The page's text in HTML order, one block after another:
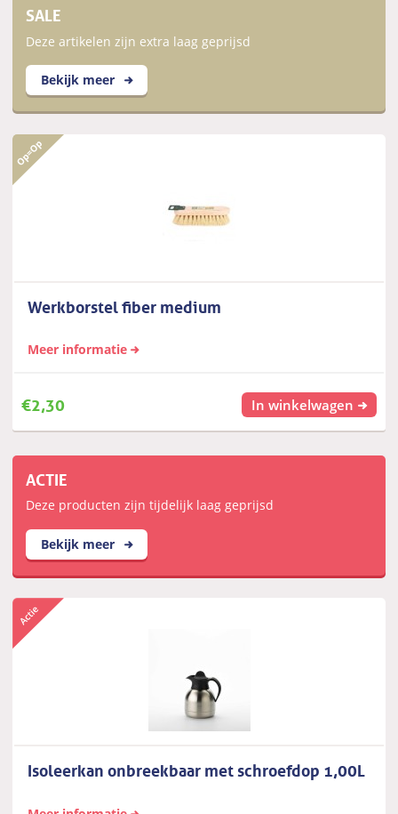
SALE
Deze artikelen zijn extra laag geprijsd
Bekijk meer
Werkborstel fiber medium
Meer informatie
€2,30 In winkelwagen
ACTIE
Deze producten zijn tijdelijk laag geprijsd
Bekijk meer
Isoleerkan onbreekbaar met schroefdop 1,00L